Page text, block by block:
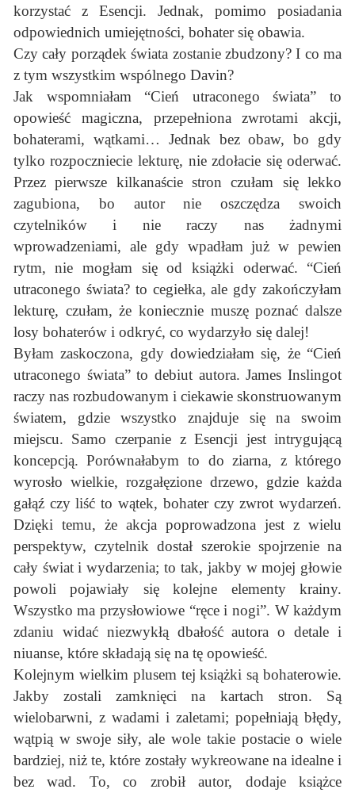
korzystać z Esencji. Jednak, pomimo posiadania
odpowiednich umiejętności, bohater się obawia.
Czy cały porządek świata zostanie zbudzony? I co ma
z tym wszystkim wspólnego Davin?
Jak wspomniałam “Cień utraconego świata” to
opowieść magiczna, przepełniona zwrotami akcji,
bohaterami, wątkami… Jednak bez obaw, bo gdy
tylko rozpoczniecie lekturę, nie zdołacie się oderwać.
Przez pierwsze kilkanaście stron czułam się lekko
zagubiona, bo autor nie oszczędza swoich
czytelników i nie raczy nas żadnymi
wprowadzeniami, ale gdy wpadłam już w pewien
rytm, nie mogłam się od książki oderwać. “Cień
utraconego świata? to cegiełka, ale gdy zakończyłam
lekturę, czułam, że koniecznie muszę poznać dalsze
losy bohaterów i odkryć, co wydarzyło się dalej!
Byłam zaskoczona, gdy dowiedziałam się, że “Cień
utraconego świata” to debiut autora. James Inslingot
raczy nas rozbudowanym i ciekawie skonstruowanym
światem, gdzie wszystko znajduje się na swoim
miejscu. Samo czerpanie z Esencji jest intrygującą
koncepcją. Porównałabym to do ziarna, z którego
wyrosło wielkie, rozgałęzione drzewo, gdzie każda
gałąź czy liść to wątek, bohater czy zwrot wydarzeń.
Dzięki temu, że akcja poprowadzona jest z wielu
perspektyw, czytelnik dostał szerokie spojrzenie na
cały świat i wydarzenia; to tak, jakby w mojej głowie
powoli pojawiały się kolejne elementy krainy.
Wszystko ma przysłowiowe “ręce i nogi”. W każdym
zdaniu widać niezwykłą dbałość autora o detale i
niuanse, które składają się na tę opowieść.
Kolejnym wielkim plusem tej książki są bohaterowie.
Jakby zostali zamknięci na kartach stron. Są
wielobarwni, z wadami i zaletami; popełniają błędy,
wątpią w swoje siły, ale wole takie postacie o wiele
bardziej, niż te, które zostały wykreowane na idealne i
bez wad. To, co zrobił autor, dodaje książce